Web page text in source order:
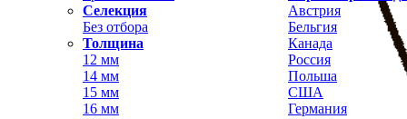
Селекция
Без отбора
Австрия
Бельгия
Толщина
12 мм
14 мм
15 мм
16 мм
Канада
Россия
Польша
США
Германия